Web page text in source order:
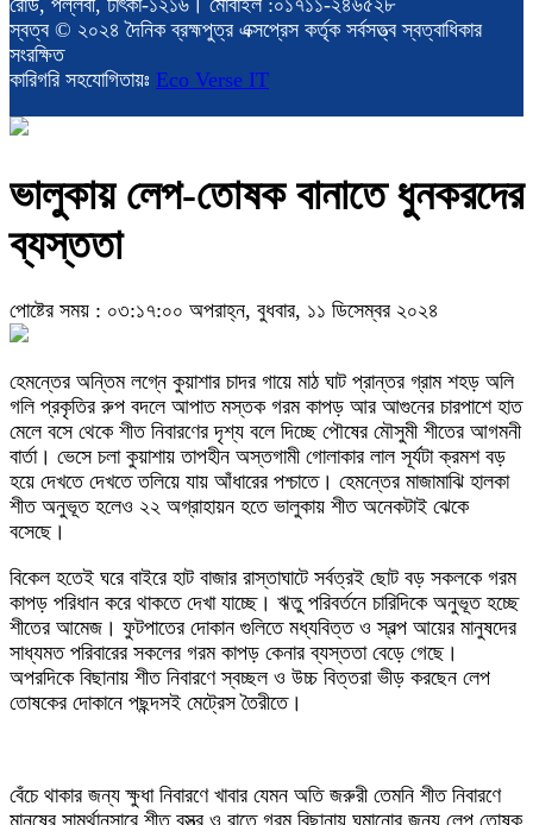
স্বত্ব © ২০২৪ দৈনিক ব্রহ্মপুত্র এক্সপ্রেস কর্তৃক সর্বসত্ত্ব স্বত্বাধিকার
সংরক্ষিত
কারিগরি সহযোগিতায়ঃ Eco Verse IT
ভালুকায় লেপ-তোষক বানাতে ধুনকরদের
ব্যস্ততা
পোষ্টের সময় : ০৩:১৭:০০ অপরাহ্ন, বুধবার, ১১ ডিসেম্বর ২০২৪
হেমন্তের অন্তিম লগ্নে কুয়াশার চাদর গায়ে মাঠ ঘাট প্রান্তর গ্রাম শহড় অলি
গলি প্রকৃতির রুপ বদলে আপাত মস্তক গরম কাপড় আর আগুনের চারপাশে হাত
মেলে বসে থেকে শীত নিবারণের দৃশ্য বলে দিচ্ছে পৌষের মৌসুমী শীতের আগমনী
বার্তা। ভেসে চলা কুয়াশায় তাপহীন অস্তগামী গোলাকার লাল সূর্যটা ক্রমশ বড়
হয়ে দেখতে দেখতে তলিয়ে যায় আঁধারের পশ্চাতে। হেমন্তের মাজামাঝি হালকা
শীত অনুভূত হলেও ২২ অগ্রাহায়ন হতে ভালুকায় শীত অনেকটাই ঝেকে
বসেছে।
বিকেল হতেই ঘরে বাইরে হাট বাজার রাস্তাঘাটে সর্বত্রই ছোট বড় সকলকে গরম
কাপড় পরিধান করে থাকতে দেখা যাচ্ছে। ঋতু পরিবর্তনে চারিদিকে অনুভূত হচ্ছে
শীতের আমেজ। ফুটপাতের দোকান গুলিতে মধ্যবিত্ত ও স্বল্প আয়ের মানুষদের
সাধ্যমত পরিবারের সকলের গরম কাপড় কেনার ব্যস্ততা বেড়ে গেছে।
অপরদিকে বিছানায় শীত নিবারণে স্বচ্ছল ও উচ্চ বিত্তরা ভীড় করছেন লেপ
তোষকের দোকানে পছন্দসই মেট্রেস তৈরীতে।
বেঁচে থাকার জন্য ক্ষুধা নিবারণে খাবার যেমন অতি জরুরী তেমনি শীত নিবারণে
মানুষের সামর্থানুসারে শীত বস্ত্র ও রাতে গরম বিছানায় ঘুমানোর জন্য লেপ তোষক